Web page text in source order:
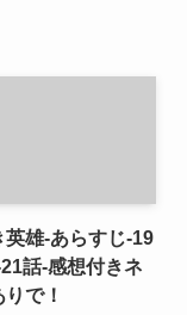
英雄-あらすじ-19
話-感想付きネ
で！